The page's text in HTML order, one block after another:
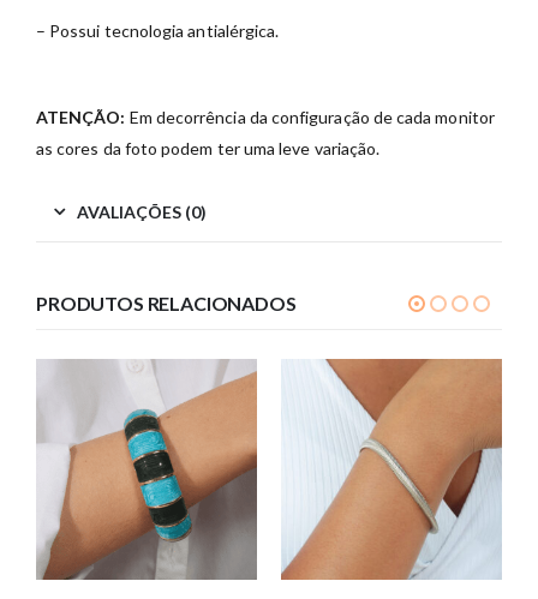
– Possui tecnologia antialérgica.
ATENÇÃO: Em decorrência da configuração de cada monitor
as cores da foto podem ter uma leve variação.
AVALIAÇÕES (0)
PRODUTOS RELACIONADOS